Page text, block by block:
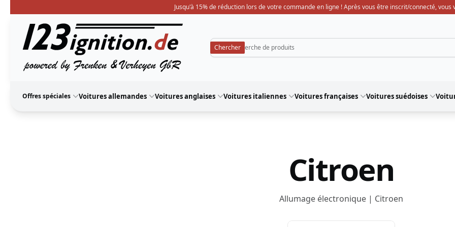
Jusqu'à 15% de réduction lors de votre commande en ligne ! Après vous être inscrit/connecté,
123ignition
Offres spéciales Voitures allemandes Voitures anglaises Voitures italiennes Voitures françaises Voitures suédoises
Citroen
Allumage électronique | Citroen